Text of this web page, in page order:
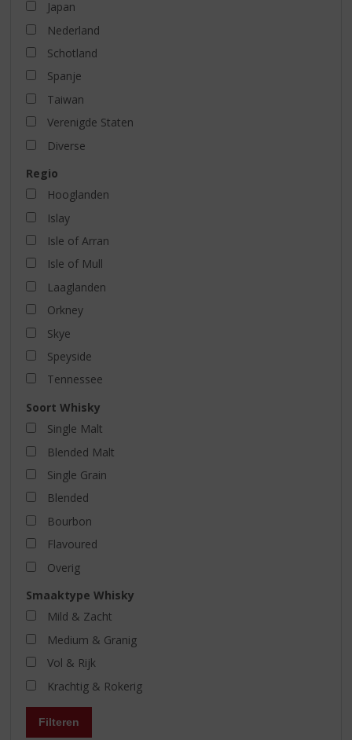
Japan
Nederland
Schotland
Spanje
Taiwan
Verenigde Staten
Diverse
Regio
Hooglanden
Islay
Isle of Arran
Isle of Mull
Laaglanden
Orkney
Skye
Speyside
Tennessee
Soort Whisky
Single Malt
Blended Malt
Single Grain
Blended
Bourbon
Flavoured
Overig
Smaaktype Whisky
Mild & Zacht
Medium & Granig
Vol & Rijk
Krachtig & Rokerig
Filteren